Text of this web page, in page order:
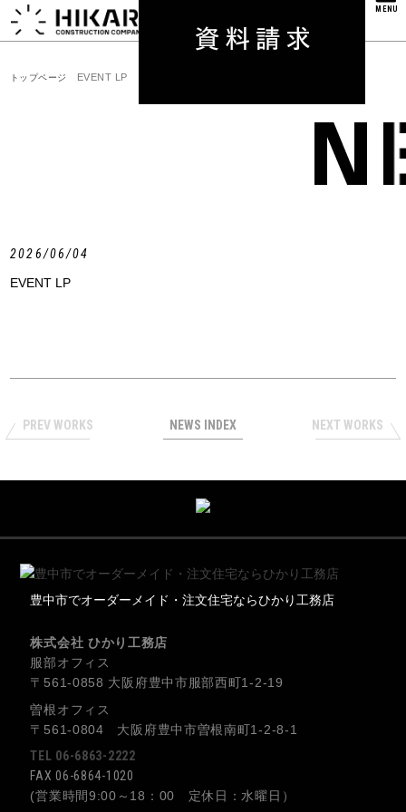
MENU
トップページ EVENT LP
2026/06/04
EVENT LP
PREV WORKS NEWS INDEX NEXT WORKS
豊中市でオーダーメイド・注文住宅ならひかり工務店
株式会社 ひかり工務店
服部オフィス
〒561-0858 大阪府豊中市服部西町1-2-19
曽根オフィス
〒561-0804 大阪府豊中市曽根南町1-2-8-1
TEL 06-6863-2222
FAX 06-6864-1020
(営業時間9:00～18：00 定休日：水曜日）